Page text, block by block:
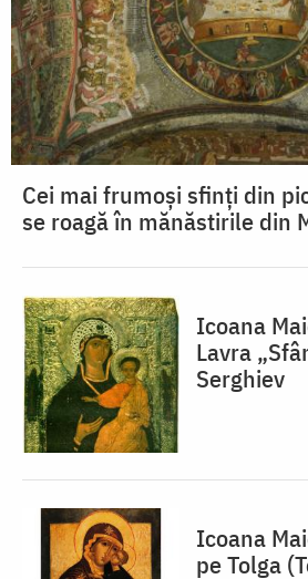
Cei mai frumoși sfinți din
se roagă în mănăstirile din
Icoana
Lavra
Serghiev
Icoana
pe Tolga